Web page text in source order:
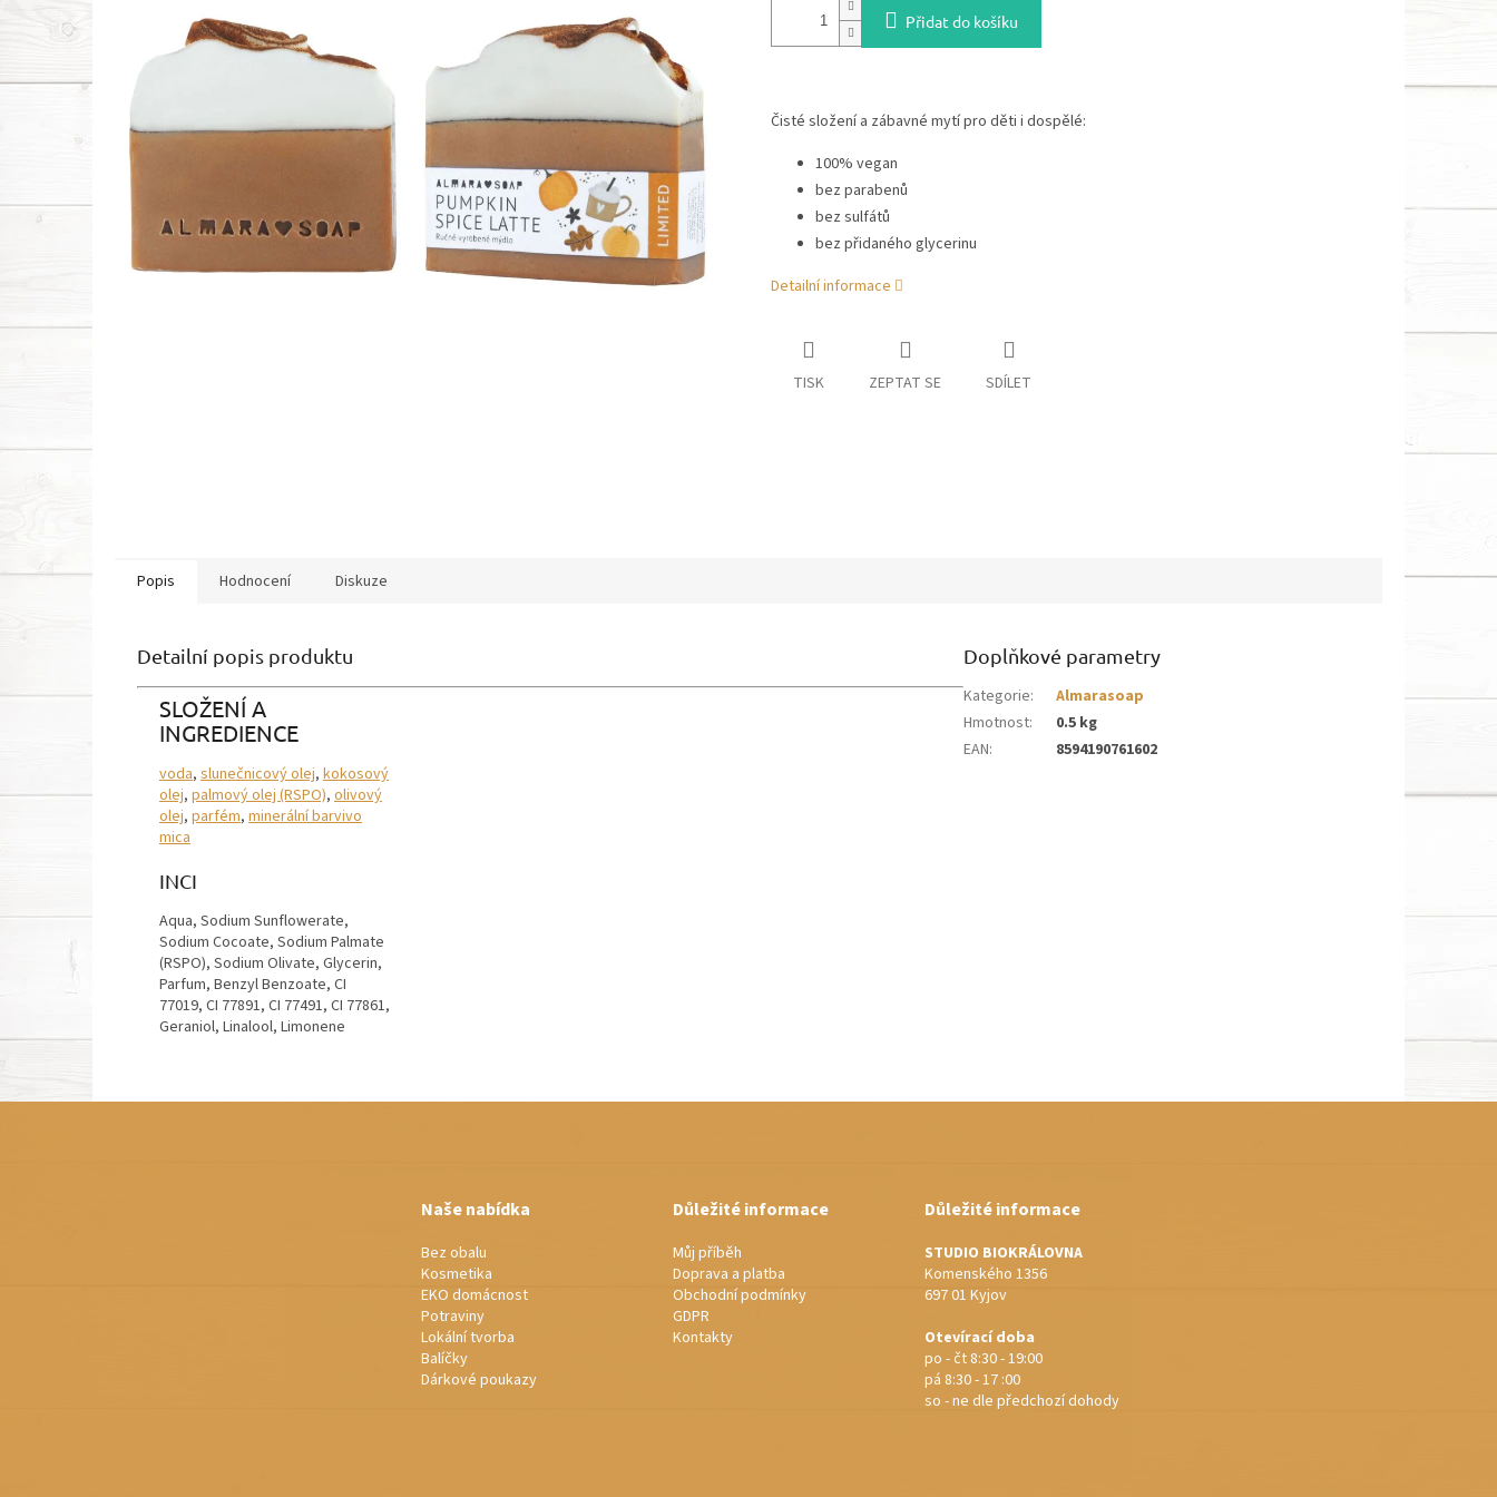
Přidat do košíku
Čisté složení a zábavné mytí pro děti i dospělé:
100% vegan
bez parabenů
bez sulfátů
bez přidaného glycerinu
Detailní informace
TISK ZEPTAT SE SDÍLET
Popis Hodnocení Diskuze
Detailní popis produktu
SLOŽENÍ A
INGREDIENCE
voda, slunečnicový olej, kokosový
olej, palmový olej (RSPO), olivový
olej, parfém, minerální barvivo
mica
INCI
Aqua, Sodium Sunflowerate,
Sodium Cocoate, Sodium Palmate
(RSPO), Sodium Olivate, Glycerin,
Parfum, Benzyl Benzoate, CI
77019, CI 77891, CI 77491, CI 77861,
Geraniol, Linalool, Limonene
Doplňkové parametry
Kategorie:
Almarasoap
Hmotnost:
0.5 kg
EAN: 8594190761602
Naše nabídka
Bez obalu
Kosmetika
EKO domácnost
Potraviny
Lokální tvorba
Balíčky
Dárkové poukazy
Důležité informace
Můj příběh
Doprava a platba
Obchodní podmínky
GDPR
Kontakty
Důležité informace
STUDIO BIOKRÁLOVNA
Komenského 1356
697 01 Kyjov
Otevírací doba
po - čt 8:30 - 19:00
pá 8:30 - 17 :00
so - ne dle předchozí dohody